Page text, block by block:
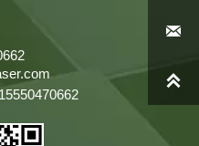

